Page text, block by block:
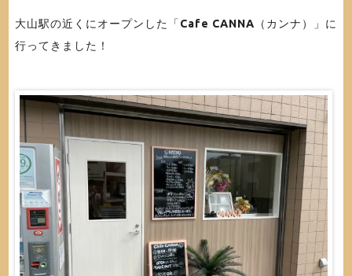
大山駅の近くにオープンした「 Cafe CANNA （カンナ）」に
行ってきました！